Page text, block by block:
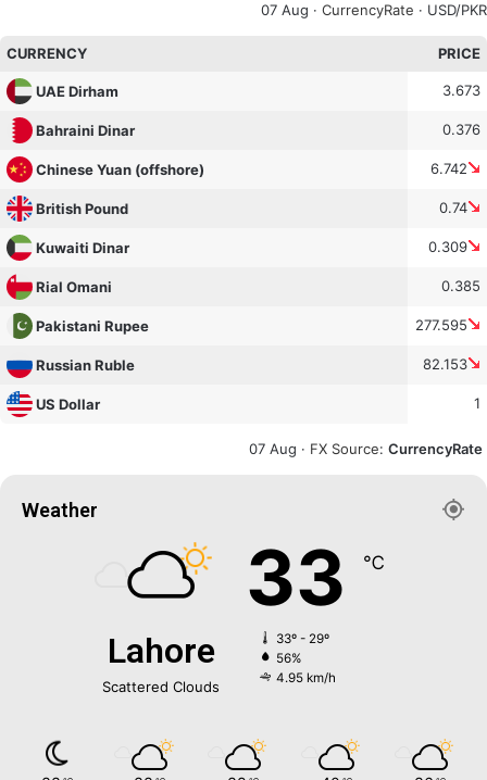
07 Aug · CurrencyRate · USD/PKR
CURRENCY PRICE
UAE Dirham 3.673
Bahraini Dinar 0.376
Chinese Yuan (offshore) 6.742
British Pound 0.74
Kuwaiti Dinar 0.309
Rial Omani 0.385
Pakistani Rupee 277.595
Russian Ruble 82.153
US Dollar 1
07 Aug · FX Source: CurrencyRate
Weather
Lahore
Scattered Clouds
33 ℃
33º - 29º
56%
4.95 km/h